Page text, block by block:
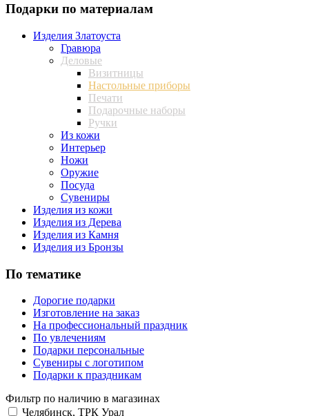
Подарки по материалам
Изделия Златоуста
Гравюра
Деловые
Визитницы
Настольные приборы
Печати
Подарочные наборы
Ручки
Из кожи
Интерьер
Ножи
Оружие
Посуда
Сувениры
Изделия из кожи
Изделия из Дерева
Изделия из Камня
Изделия из Бронзы
По тематике
Дорогие подарки
Изготовление на заказ
На профессиональный праздник
По увлечениям
Подарки персональные
Сувениры с логотипом
Подарки к праздникам
Фильтр по наличию в магазинах
Челябинск, ТРК Урал